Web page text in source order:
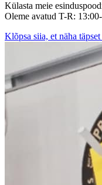
Külasta meie
Oleme avatud T-R:
Klõpsa siia, et näha